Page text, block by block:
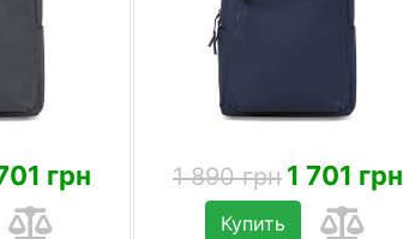
грн 1 890 грн 1 701 грн
Купить